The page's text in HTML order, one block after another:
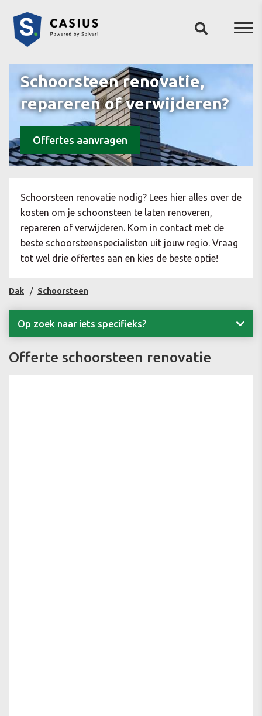
Schoorsteen renovatie,
repareren of verwijderen?
Offertes aanvragen
Schoorsteen renovatie nodig? Lees hier alles over de
kosten om je schoonsteen te laten renoveren,
repareren of verwijderen. Kom in contact met de
beste schoorsteenspecialisten uit jouw regio. Vraag
tot wel drie offertes aan en kies de beste optie!
Dak Schoorsteen
Op zoek naar iets specifieks?
Offerte schoorsteen renovatie